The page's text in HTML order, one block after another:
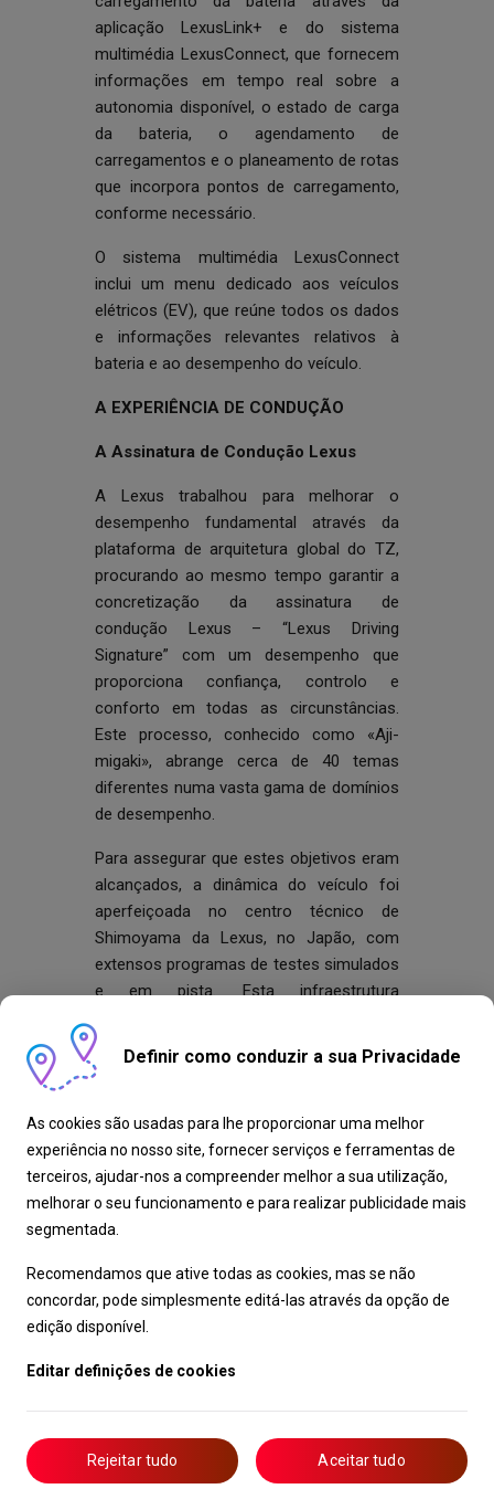
aplicação LexusLink+ e do sistema
multimédia LexusConnect, que fornecem
informações em tempo real sobre a
autonomia disponível, o estado de carga
da bateria, o agendamento de
carregamentos e o planeamento de rotas
que incorpora pontos de carregamento,
conforme necessário.
O sistema multimédia LexusConnect
inclui um menu dedicado aos veículos
elétricos (EV), que reúne todos os dados
e informações relevantes relativos à
bateria e ao desempenho do veículo.
A EXPERIÊNCIA DE CONDUÇÃO
A Assinatura de Condução Lexus
A Lexus trabalhou para melhorar o
desempenho fundamental através da
plataforma de arquitetura global do TZ,
procurando ao mesmo tempo garantir a
concretização da assinatura de
condução Lexus – “Lexus Driving
Signature” com um desempenho que
proporciona confiança, controlo e
conforto em todas as circunstâncias.
Este processo, conhecido como «Aji-
migaki», abrange cerca de 40 temas
diferentes numa vasta gama de domínios
de desempenho.
Para assegurar que estes objetivos eram
alcançados, a dinâmica do veículo foi
aperfeiçoada no centro técnico de
Shimoyama da Lexus, no Japão, com
extensos programas de testes simulados
e em pista. Esta infraestrutura
permite que as equipas de design e
engenharia trabalhem em estreita
de veículos mais eficiente e focado.
O TZ representa o culminar do
conhecimento e da experiência de
engenharia da Lexus adquiridos no
plataformas. Ao reforçar áreas-chave –
a parte dianteira, a traseira, o piso
traseiro e o piso dianteiro – e ao
o TZ proporciona uma nova sensação de
condução Lexus que combina o silêncio
com uma sensação de controlo suave e
harmoniosa.
Definir como conduzir a sua Privacidade
As cookies são usadas para lhe proporcionar uma melhor
experiência no nosso site, fornecer serviços e ferramentas de
terceiros, ajudar-nos a compreender melhor a sua utilização,
melhorar o seu funcionamento e para realizar publicidade mais
segmentada.
Recomendamos que ative todas as cookies, mas se não
concordar, pode simplesmente editá-las através da opção de
edição disponível.
Editar definições de cookies
Rejeitar tudo Aceitar tudo